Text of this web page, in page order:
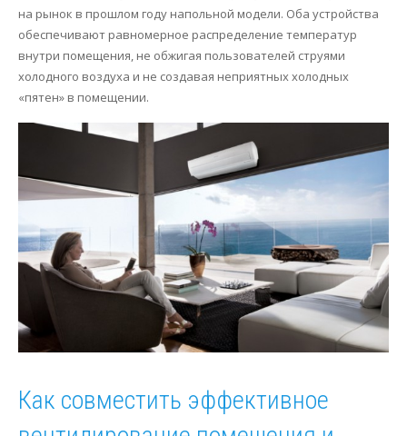
Сервис
на рынок в прошлом году напольной модели. Оба устройства
обеспечивают равномерное распределение температур
внутри помещения, не обжигая пользователей струями
холодного воздуха и не создавая неприятных холодных
«пятен» в помещении.
Как совместить эффективное